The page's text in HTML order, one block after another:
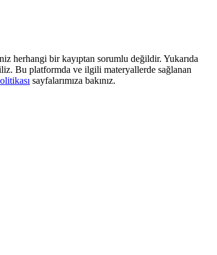
herhangi bir kayıptan sorumlu değildir. Yukarıda
Bu platformda ve ilgili materyallerde sağlanan
sayfalarımıza bakınız.